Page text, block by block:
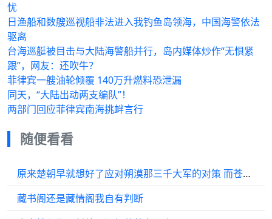
忧
日渔船和数艘巡视船非法进入我钓鱼岛领海，中国海警依法
驱离
台海巡艇被目击与大陆海警船并行，岛内媒体炒作“无惧紧
跟”，网友：还吹牛？
菲律宾一艘油轮倾覆 140万升燃料恐泄漏
同天，“大陆出动两支编队”！
两部门回应菲律宾南海挑衅言行
随便看看
原来楚朝早就想好了应对朔漠那三千大军的对策 而苍木寨只八百人，陈都灵
藏书阁还是藏情阁我自有判断